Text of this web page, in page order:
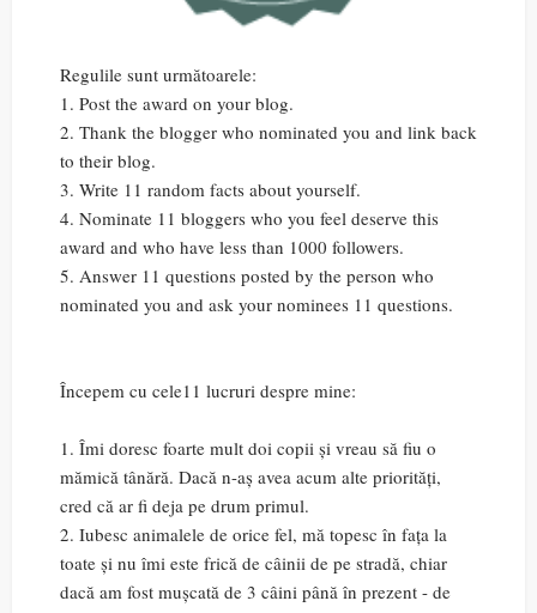
Regulile sunt următoarele:
1. Post the award on your blog.
2. Thank the blogger who nominated you and link back
to their blog.
3. Write 11 random facts about yourself.
4. Nominate 11 bloggers who you feel deserve this
award and who have less than 1000 followers.
5. Answer 11 questions posted by the person who
nominated you and ask your nominees 11 questions.
Începem cu cele11 lucruri despre mine:
1. Îmi doresc foarte mult doi copii și vreau să fiu o
mămică tânără. Dacă n-aș avea acum alte priorități,
cred că ar fi deja pe drum primul.
2. Iubesc animalele de orice fel, mă topesc în fața la
toate și nu îmi este frică de câinii de pe stradă, chiar
dacă am fost mușcată de 3 câini până în prezent - de